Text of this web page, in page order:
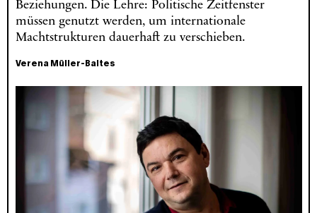
Beziehungen. Die Lehre: Politische Zeitfenster
müssen genutzt werden, um internationale
Machtstrukturen dauerhaft zu verschieben.
Verena Müller-Baltes